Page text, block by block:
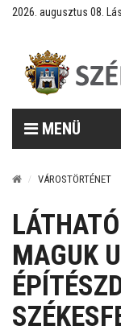
2026. augusztus 08.
MENÜ
VÁROSTÖRTÉNET
MAGUK